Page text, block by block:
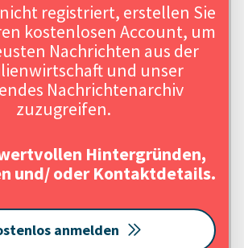
registriert, erstellen Sie
kostenlosen Account, um
Nachrichten aus der
und unser
Nachrichtenarchiv
zuzugreifen.
Hintergründen,
und/ oder Kontaktdetails.
anmelden